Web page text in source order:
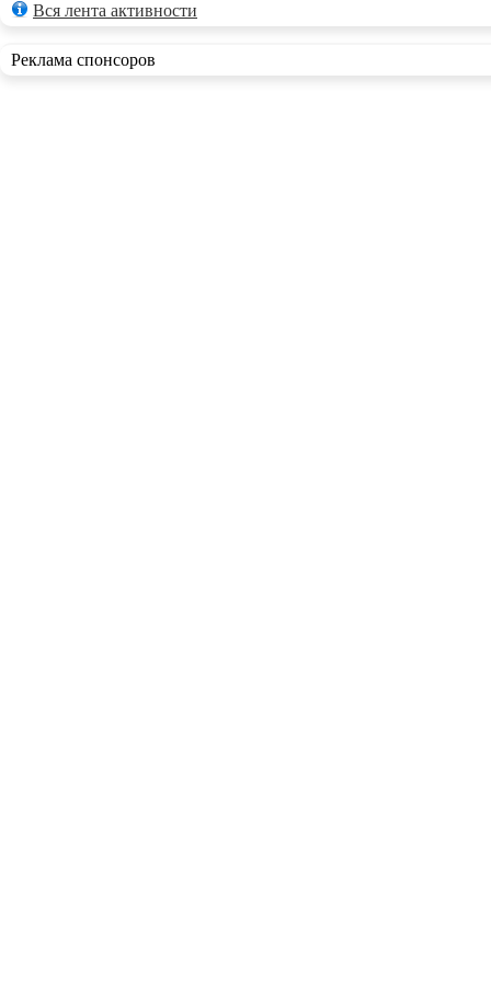
Вся лента активности
Реклама спонсоров